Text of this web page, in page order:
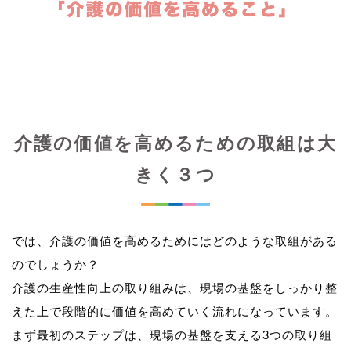
介護の価値を高めるための取組は大
きく３つ
では、介護の価値を高めるためにはどのような取組がある
のでしょうか？
介護の生産性向上の取り組みは、現場の基盤をしっかり整
えた上で段階的に価値を高めていく流れになっています。
まず最初のステップは、現場の基盤を支える3つの取り組